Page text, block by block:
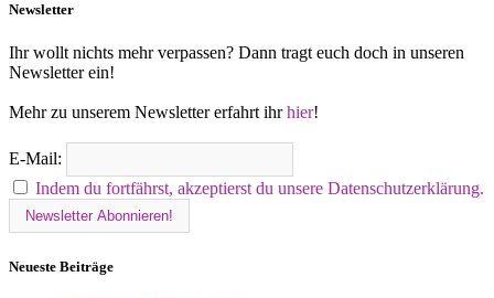
Newsletter
Ihr wollt nichts mehr verpassen? Dann tragt euch doch in unseren
Newsletter ein!
Mehr zu unserem Newsletter erfahrt ihrhier!
E-Mail:
Indem du fortfährst, akzeptierst du unsere Datenschutzerklärung.
Neueste Beiträge